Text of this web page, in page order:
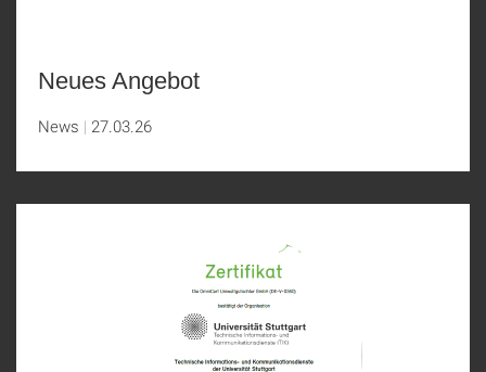
Neues Angebot
News 27.03.26